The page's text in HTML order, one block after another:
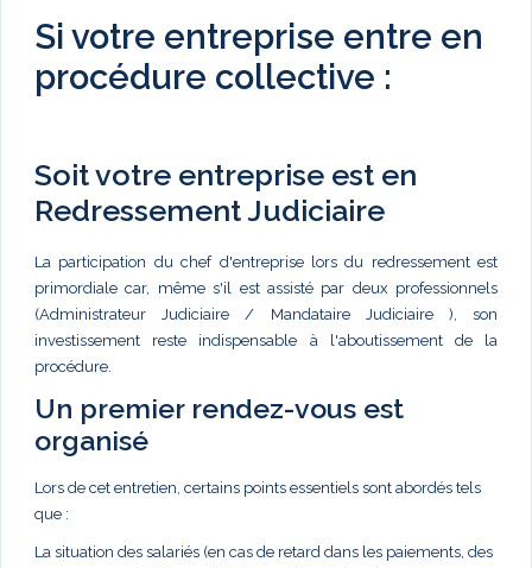
Si votre entreprise entre en
procédure collective :
Soit votre entreprise est en
Redressement Judiciaire
La participation du chef d'entreprise lors du redressement est
primordiale car, même s'il est assisté par deux professionnels
(Administrateur Judiciaire / Mandataire Judiciaire ), son
investissement reste indispensable à l'aboutissement de la
procédure.
Un premier rendez-vous est
organisé
Lors de cet entretien, certains points essentiels sont abordés tels
que :
La situation des salariés (en cas de retard dans les paiements, des